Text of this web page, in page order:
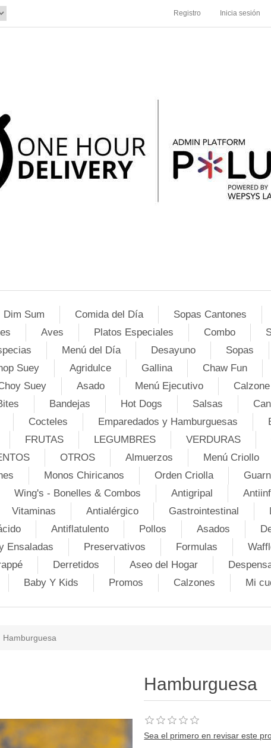
Registro Inicia sesión
Dim Sum Comida del Día Sopas Cantones
Aves Platos Especiales Combo
Menú del Día Desayuno Sopas
Suey Agridulce Gallina Chaw Fun
Suey Asado Menú Ejecutivo Calzone
Bandejas Hot Dogs Salsas
Cocteles Emparedados y Hamburguesas
FRUTAS LEGUMBRES VERDURAS
OTROS Almuerzos Menú Criollo
Monos Chiricanos Orden Criolla
Wing's - Bonelles & Combos Antigripal
Vitaminas Antialérgico Gastrointestinal
Antiflatulento Pollos Asados
Ensaladas Preservativos Formulas
Derretidos Aseo del Hogar
Baby Y Kids
Promos Calzones Mi
Hamburguesa
Hamburguesa
Sea el primero en revisar este